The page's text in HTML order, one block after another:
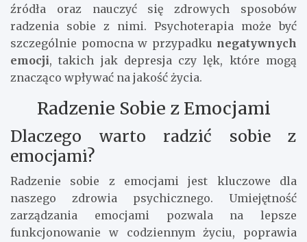
źródła oraz nauczyć się zdrowych sposobów
radzenia sobie z nimi. Psychoterapia może być
szczególnie pomocna w przypadku negatywnych
emocji, takich jak depresja czy lęk, które mogą
znacząco wpływać na jakość życia.
Radzenie Sobie z Emocjami
Dlaczego warto radzić sobie z
emocjami?
Radzenie sobie z emocjami jest kluczowe dla
naszego zdrowia psychicznego. Umiejętność
zarządzania emocjami pozwala na lepsze
funkcjonowanie w codziennym życiu, poprawia